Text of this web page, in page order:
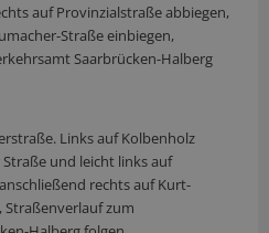
auf Provinzialstraße abbiegen,
Straße einbiegen,
Saarbrücken-Halberg
Links auf Kolbenholz
und leicht links auf
rechts auf Kurt-
Straßenverlauf zum